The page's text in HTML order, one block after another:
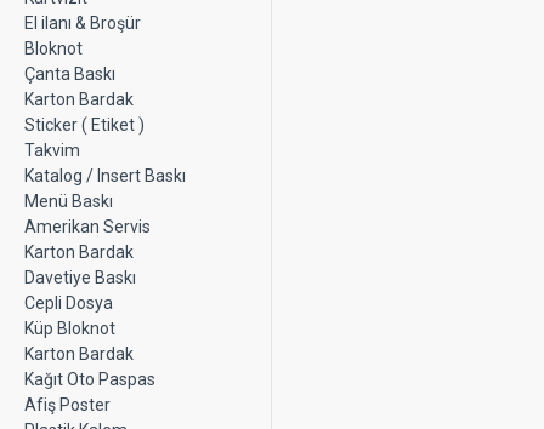
El ilanı & Broşür
Bloknot
Çanta Baskı
Karton Bardak
Sticker ( Etiket )
Takvim
Katalog / Insert Baskı
Menü Baskı
Amerikan Servis
Karton Bardak
Davetiye Baskı
Cepli Dosya
Küp Bloknot
Karton Bardak
Kağıt Oto Paspas
Afiş Poster